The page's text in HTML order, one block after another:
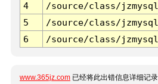
4
/source/class/
5
/source/class/
6
/source/class/
www.365jz.com 已经将此出错信息详细记